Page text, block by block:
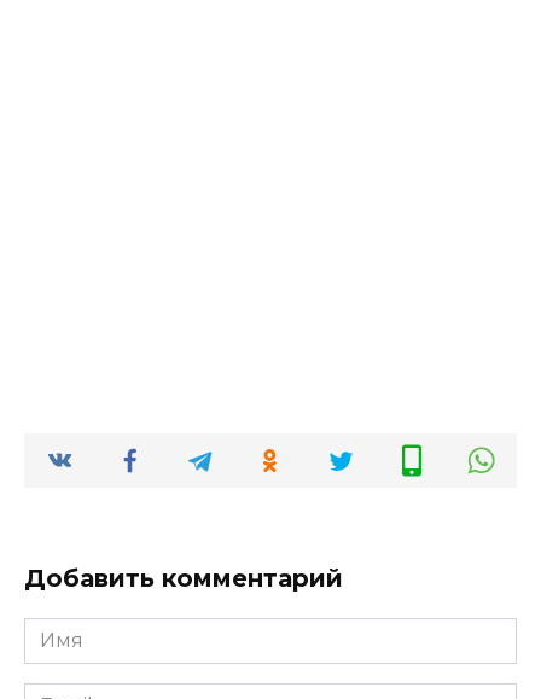
Добавить комментарий
Имя
*